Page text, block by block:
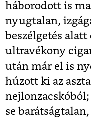
háborodott is
nyugtalan,
beszélgetés
ultravékony
után már el is
húzott ki az
se